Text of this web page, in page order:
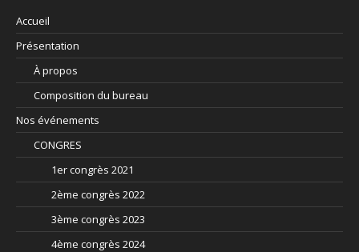
Accueil
Présentation
À propos
Composition du bureau
Nos événements
CONGRES
1er congrès 2021
2ème congrès 2022
3ème congrès 2023
4ème congrès 2024